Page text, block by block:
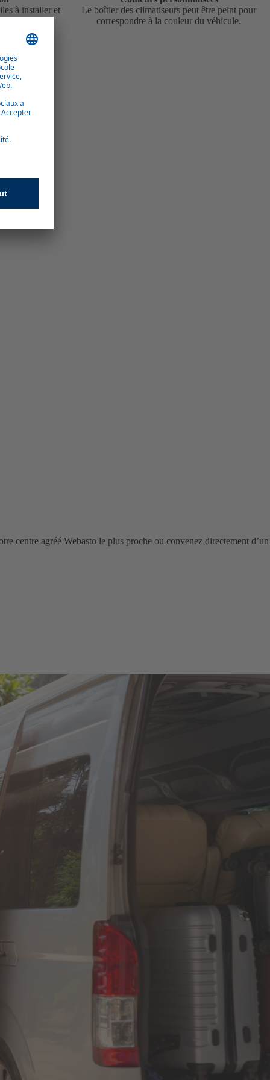
à installer et
Le boîtier des climatiseurs peut être peint pour
correspondre à la couleur du véhicule.
centre agréé Webasto le plus proche ou convenez directement d’un